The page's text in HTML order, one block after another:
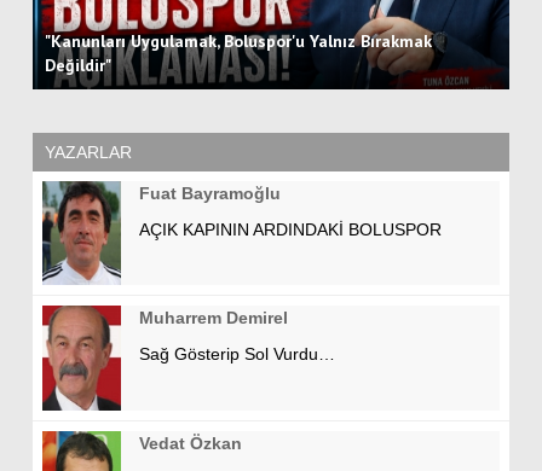
"Kanunları Uygulamak, Boluspor'u Yalnız Bırakmak
Değildir"
YAZARLAR
Fuat Bayramoğlu
AÇIK KAPININ ARDINDAKİ BOLUSPOR
Muharrem Demirel
Sağ Gösterip Sol Vurdu…
Vedat Özkan